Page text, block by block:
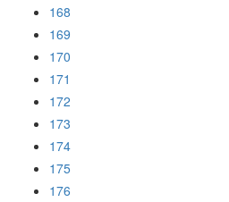
168
169
170
171
172
173
174
175
176